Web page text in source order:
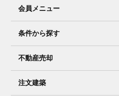
会員メニュー
条件から探す
不動産売却
注文建築